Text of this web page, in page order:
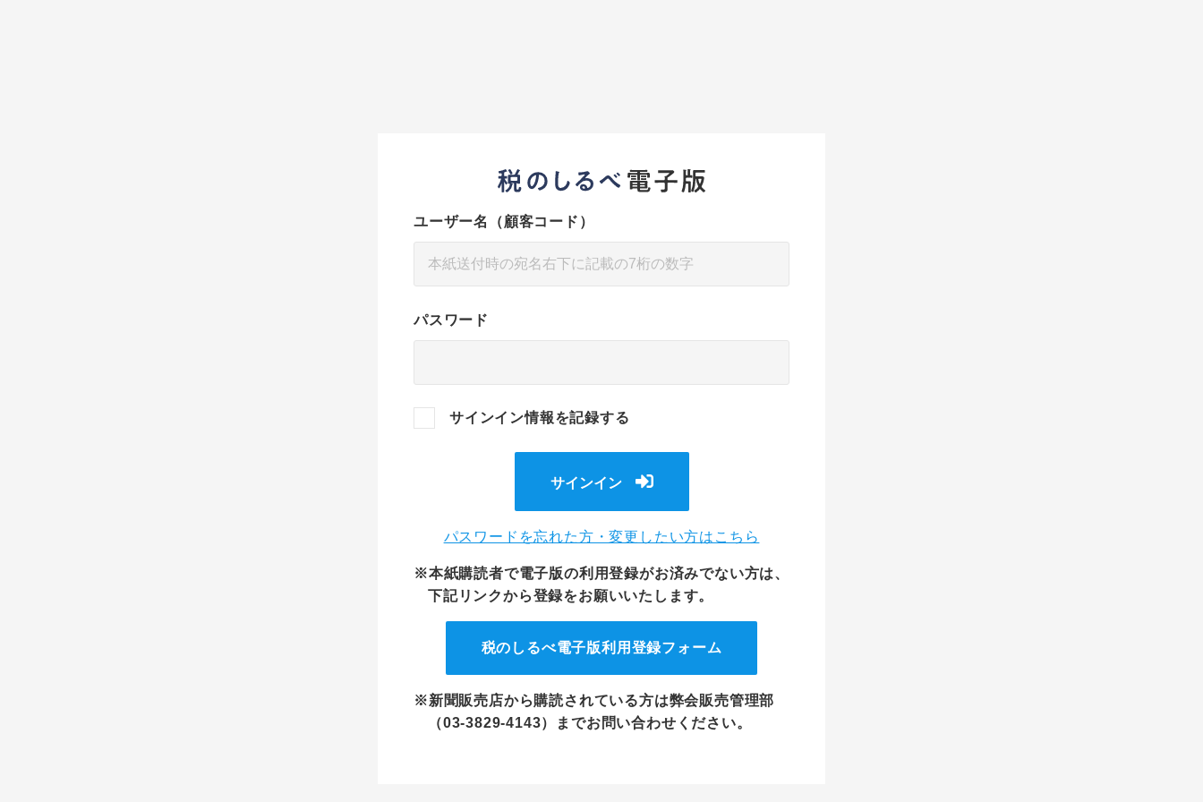
ユーザー名（顧客コード）
パスワード
サインイン情報を記録する
サインイン
パスワードを忘れた方・変更したい方はこちら
※本紙購読者で電子版の利用登録がお済みでない方は、
下記リンクから登録をお願いいたします。
税のしるべ電子版利用登録フォーム
※新聞販売店から購読されている方は弊会販売管理部
（03-3829-4143）までお問い合わせください。